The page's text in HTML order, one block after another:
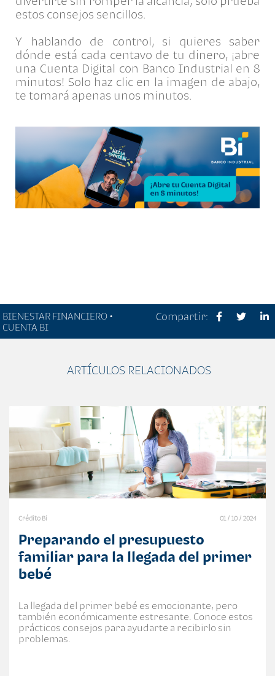
estos consejos sencillos.
Y hablando de control, si quieres saber
dónde está cada centavo de tu dinero, ¡abre
una Cuenta Digital con Banco Industrial en 8
minutos! Solo haz clic en la imagen de abajo,
te tomará apenas unos minutos.
BIENESTAR FINANCIERO •
CUENTA BI
Compartir:
ARTÍCULOS RELACIONADOS
Crédito Bi 01 / 10 / 2024
Preparando el presupuesto
familiar para la llegada del primer
bebé
La llegada del primer bebé es emocionante, pero
también económicamente estresante. Conoce estos
prácticos consejos para ayudarte a recibirlo sin
problemas.